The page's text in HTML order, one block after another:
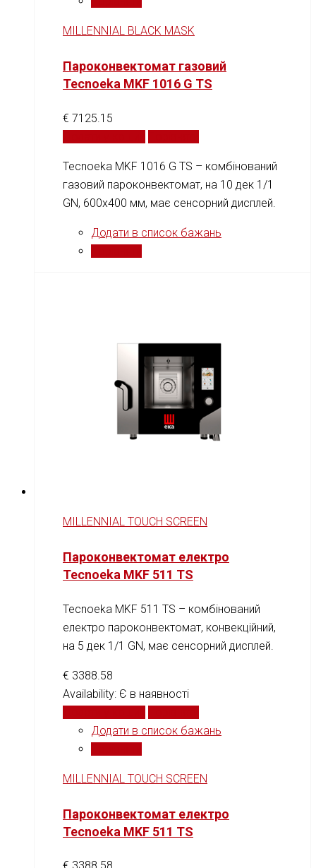
MILLENNIAL BLACK MASK
Пароконвектомат газовий
Tecnoeka MKF 1016 G TS
€ 7125.15
Tecnoeka MKF 1016 G TS – комбінований
газовий пароконвектомат, на 10 дек 1/1
GN, 600х400 мм, має сенсорний дисплей.
Додати в список бажань
MILLENNIAL TOUCH SCREEN
Пароконвектомат електро
Tecnoeka MKF 511 TS
Tecnoeka MKF 511 TS – комбінований
електро пароконвектомат, конвекційний,
на 5 дек 1/1 GN, має сенсорний дисплей.
€ 3388.58
Availability: Є в наявності
Додати в список бажань
MILLENNIAL TOUCH SCREEN
Пароконвектомат електро
Tecnoeka MKF 511 TS